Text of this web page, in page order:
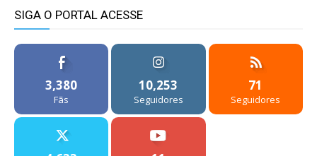
SIGA O PORTAL ACESSE
3,380
Fãs
10,253
Seguidores
71
Seguidores